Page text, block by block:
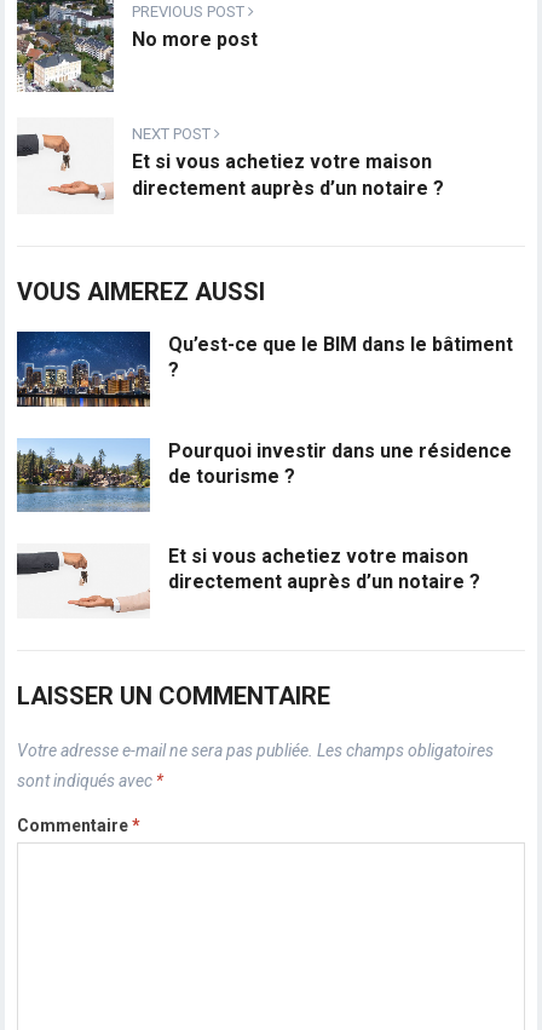
PREVIOUS POST
No more post
NEXT POST
Et si vous achetiez votre maison
directement auprès d’un notaire ?
VOUS AIMEREZ AUSSI
Qu’est-ce que le BIM dans le bâtiment
?
Pourquoi investir dans une résidence
de tourisme ?
Et si vous achetiez votre maison
directement auprès d’un notaire ?
LAISSER UN COMMENTAIRE
Votre adresse e-mail ne sera pas publiée. Les champs obligatoires
sont indiqués avec *
Commentaire*